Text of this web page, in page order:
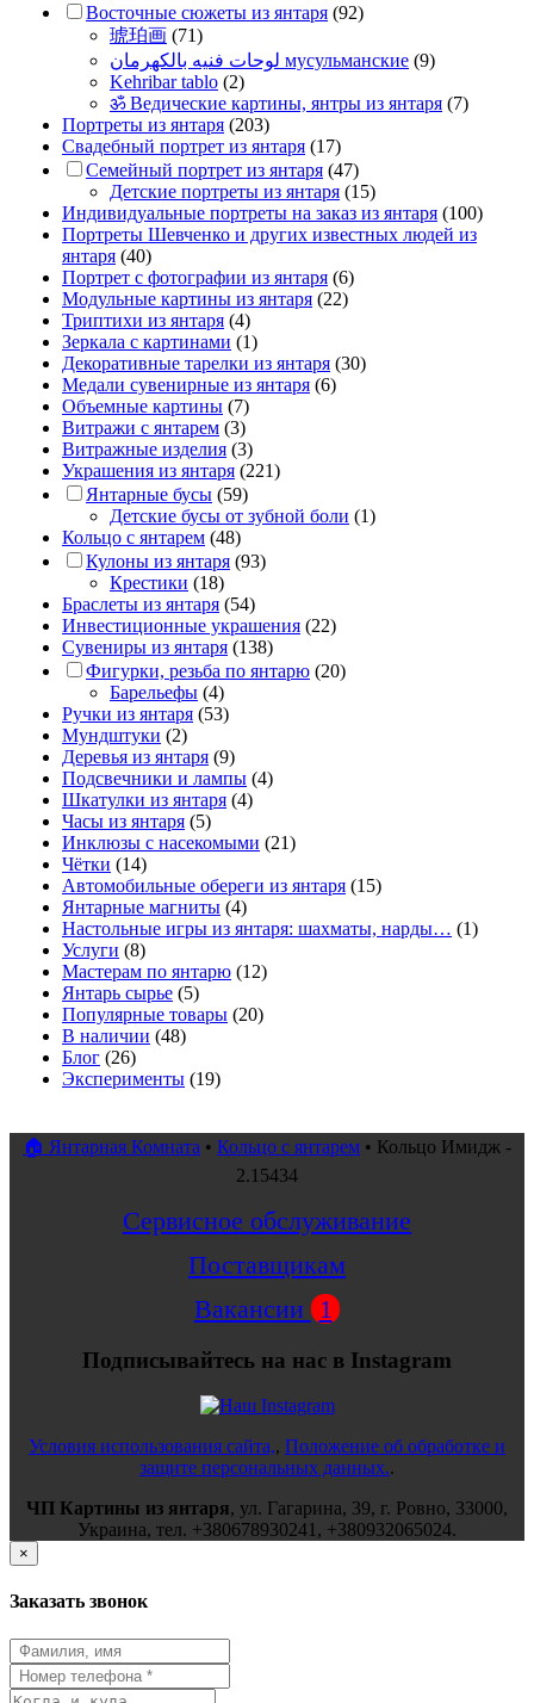
Восточные сюжеты из янтаря (92)
琥珀画 (71)
لوحات فنيه بالكهرمان мусульманские (9)
Kehribar tablo (2)
ॐ Ведические картины, янтры из янтаря (7)
Портреты из янтаря (203)
Свадебный портрет из янтаря (17)
Семейный портрет из янтаря (47)
Детские портреты из янтаря (15)
Индивидуальные портреты на заказ из янтаря (100)
Портреты Шевченко и других известных людей из
янтаря (40)
Портрет c фотографии из янтаря (6)
Модульные картины из янтаря (22)
Триптихи из янтаря (4)
Зеркала с картинами (1)
Декоративные тарелки из янтаря (30)
Медали сувенирные из янтаря (6)
Объемные картины (7)
Витражи с янтарем (3)
Витражные изделия (3)
Украшения из янтаря (221)
Янтарные бусы (59)
Детские бусы от зубной боли (1)
Кольцо с янтарем (48)
Кулоны из янтаря (93)
Крестики (18)
Браслеты из янтаря (54)
Инвестиционные украшения (22)
Сувениры из янтаря (138)
Фигурки, резьба по янтарю (20)
Барельефы (4)
Ручки из янтаря (53)
Мундштуки (2)
Деревья из янтаря (9)
Подсвечники и лампы (4)
Шкатулки из янтаря (4)
Часы из янтаря (5)
Инклюзы с насекомыми (21)
Чётки (14)
Автомобильные обереги из янтаря (15)
Янтарные магниты (4)
Настольные игры из янтаря: шахматы, нарды… (1)
Услуги (8)
Мастерам по янтарю (12)
Янтарь сырье (5)
Популярные товары (20)
В наличии (48)
Блог (26)
Эксперименты (19)
🏠 Янтарная Комната • Кольцо с янтарем • Кольцо Имидж -
2.15434
Сервисное обслуживание
Поставщикам
Вакансии 1
Подписывайтесь на нас в Instagram
Условия использования сайта,, Положение об обработке и
защите персональных данных..
ЧП Картины из янтаря, ул. Гагарина, 39, г. Ровно, 33000,
Украина, тел. +380678930241 , +380932065024.
×
Заказать звонок